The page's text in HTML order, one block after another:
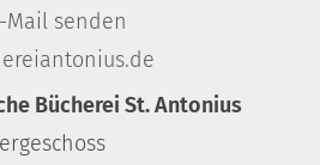
Mail senden
Bücherei St. Antonius